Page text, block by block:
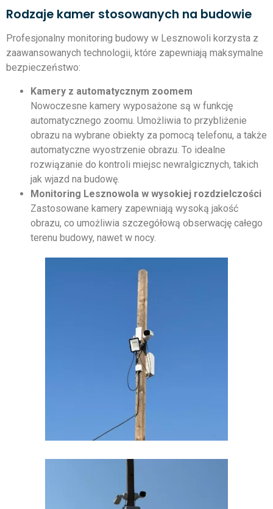
Rodzaje kamer stosowanych na budowie
Profesjonalny monitoring budowy w Lesznowoli korzysta z
zaawansowanych technologii, które zapewniają maksymalne
bezpieczeństwo:
Kamery z automatycznym zoomem
Nowoczesne kamery wyposażone są w funkcję
automatycznego zoomu. Umożliwia to przybliżenie
obrazu na wybrane obiekty za pomocą telefonu, a także
automatyczne wyostrzenie obrazu. To idealne
rozwiązanie do kontroli miejsc newralgicznych, takich
jak wjazd na budowę.
Monitoring Lesznowola w wysokiej rozdzielczości
Zastosowane kamery zapewniają wysoką jakość
obrazu, co umożliwia szczegółową obserwację całego
terenu budowy, nawet w nocy.